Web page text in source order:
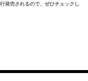
発売されるので、ぜひチェックし